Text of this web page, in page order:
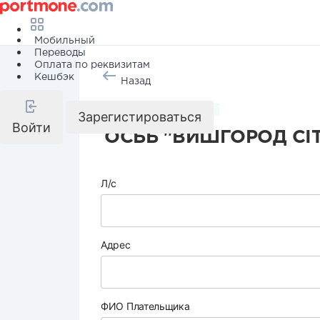
Мобильный
Переводы
Оплата по реквизитам
Кешбэк
Войти
Зарегистироваться
Назад
ОСББ "ВИШГОРОД
Л/с
Адрес
ФИО Плательщика